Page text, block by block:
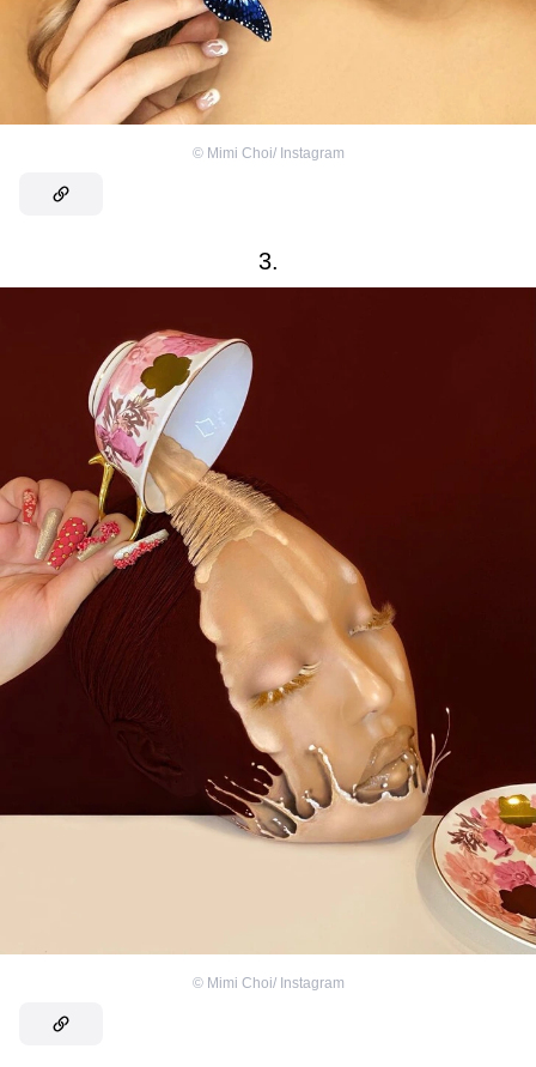
© Mimi Choi/ Instagram
3.
© Mimi Choi/ Instagram